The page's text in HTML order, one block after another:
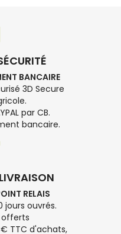
BANCAIRE
3D Secure
par CB.
bancaire.
RELAIS
jours ouvrés.
offerts
TTC d'achats,